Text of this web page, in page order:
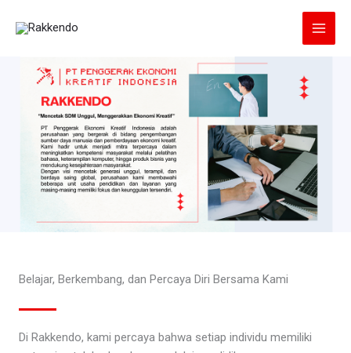
Belajar, Berkembang, dan Percaya Diri Bersama Kami
Di Rakkendo, kami percaya bahwa setiap individu memiliki